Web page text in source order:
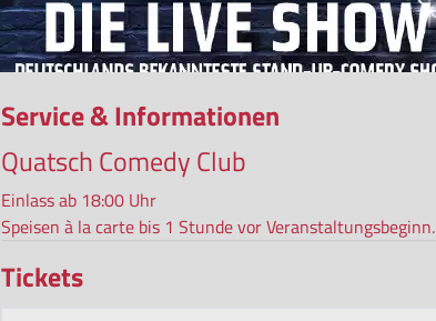
Service & Informationen
Quatsch Comedy Club
Einlass ab 18:00 Uhr
Speisen à la carte bis 1 Stunde vor Veranstaltungsbeginn.
Tickets